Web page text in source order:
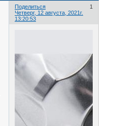
Поделиться
1
Четверг, 12 августа, 2021г.
13:20:53